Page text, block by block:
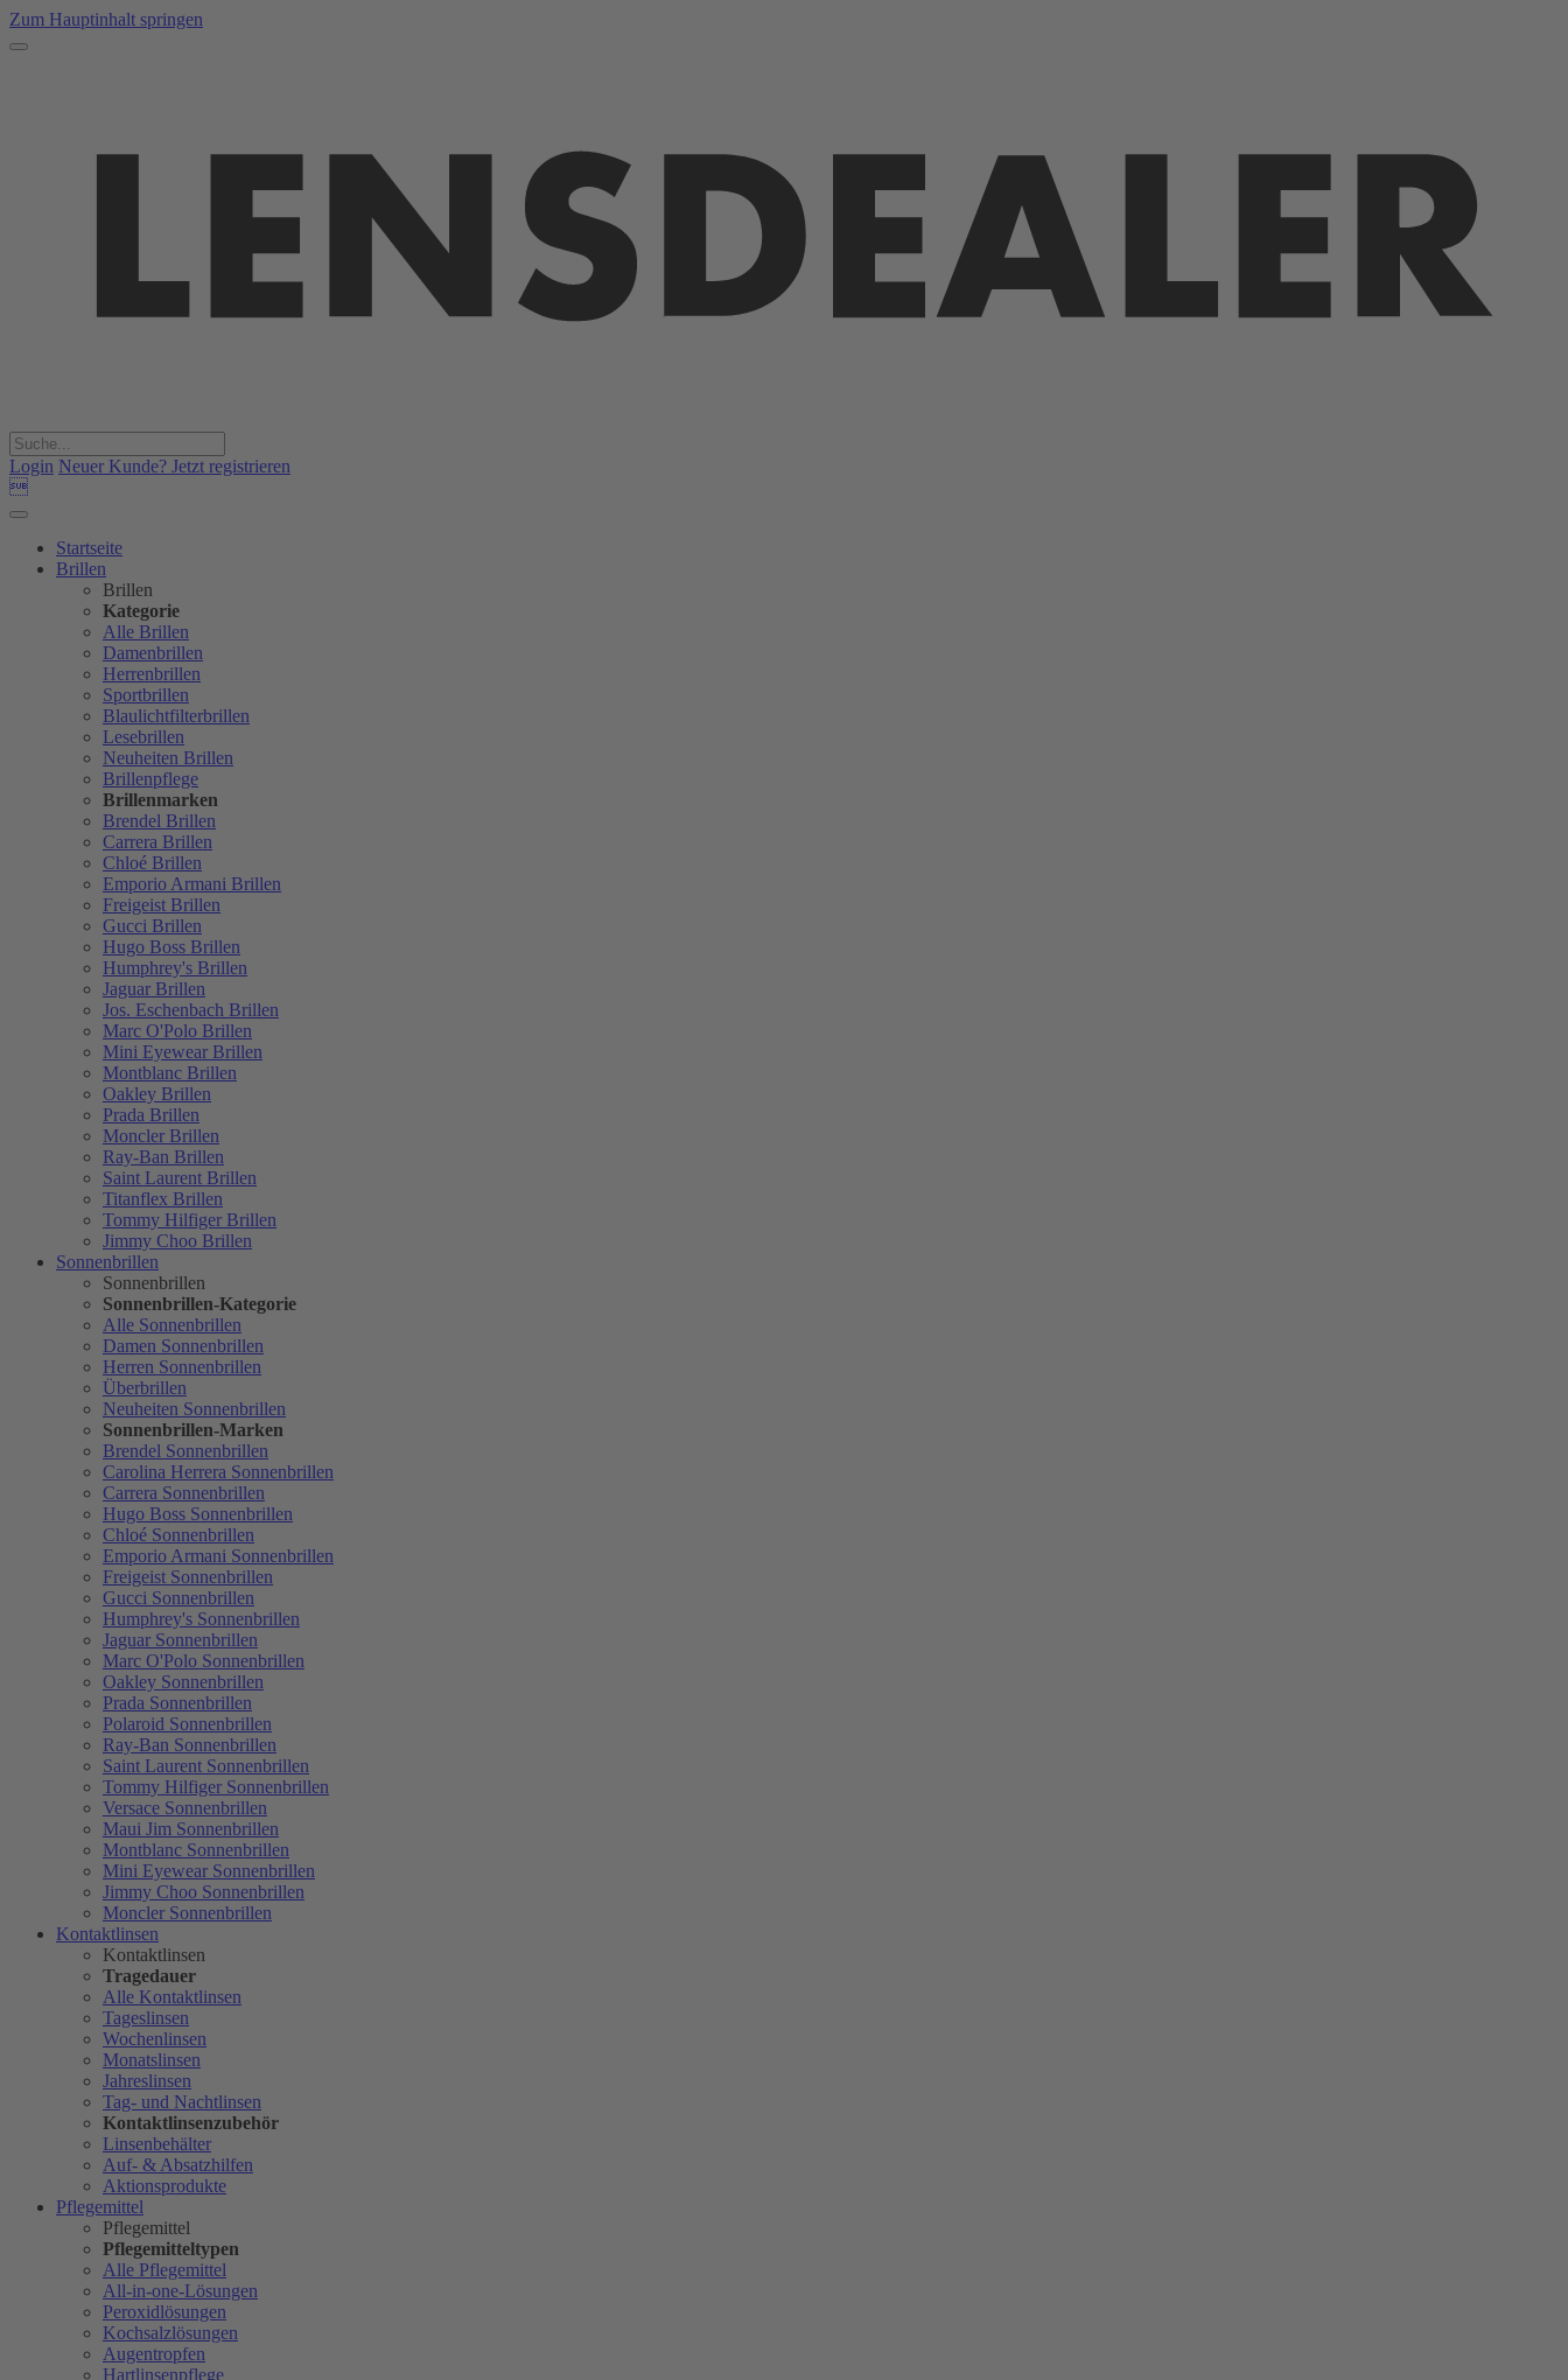
Zum Hauptinhalt springen
Login Neuer Kunde? Jetzt registrieren

Startseite
Brillen
Brillen
Kategorie
Alle Brillen
Damenbrillen
Herrenbrillen
Sportbrillen
Blaulichtfilterbrillen
Lesebrillen
Neuheiten Brillen
Brillenpflege
Brillenmarken
Brendel Brillen
Carrera Brillen
Chloé Brillen
Emporio Armani Brillen
Freigeist Brillen
Gucci Brillen
Hugo Boss Brillen
Humphrey's Brillen
Jaguar Brillen
Jos. Eschenbach Brillen
Marc O'Polo Brillen
Mini Eyewear Brillen
Montblanc Brillen
Oakley Brillen
Prada Brillen
Moncler Brillen
Ray-Ban Brillen
Saint Laurent Brillen
Titanflex Brillen
Tommy Hilfiger Brillen
Jimmy Choo Brillen
Sonnenbrillen
Sonnenbrillen
Sonnenbrillen-Kategorie
Alle Sonnenbrillen
Damen Sonnenbrillen
Herren Sonnenbrillen
Überbrillen
Neuheiten Sonnenbrillen
Sonnenbrillen-Marken
Brendel Sonnenbrillen
Carolina Herrera Sonnenbrillen
Carrera Sonnenbrillen
Hugo Boss Sonnenbrillen
Chloé Sonnenbrillen
Emporio Armani Sonnenbrillen
Freigeist Sonnenbrillen
Gucci Sonnenbrillen
Humphrey's Sonnenbrillen
Jaguar Sonnenbrillen
Marc O'Polo Sonnenbrillen
Oakley Sonnenbrillen
Prada Sonnenbrillen
Polaroid Sonnenbrillen
Ray-Ban Sonnenbrillen
Saint Laurent Sonnenbrillen
Tommy Hilfiger Sonnenbrillen
Versace Sonnenbrillen
Maui Jim Sonnenbrillen
Montblanc Sonnenbrillen
Mini Eyewear Sonnenbrillen
Jimmy Choo Sonnenbrillen
Moncler Sonnenbrillen
Kontaktlinsen
Kontaktlinsen
Tragedauer
Alle Kontaktlinsen
Tageslinsen
Wochenlinsen
Monatslinsen
Jahreslinsen
Tag- und Nachtlinsen
Kontaktlinsenzubehör
Linsenbehälter
Auf- & Absatzhilfen
Aktionsprodukte
Pflegemittel
Pflegemittel
Pflegemitteltypen
Alle Pflegemittel
All-in-one-Lösungen
Peroxidlösungen
Kochsalzlösungen
Augentropfen
Hartlinsenpflege